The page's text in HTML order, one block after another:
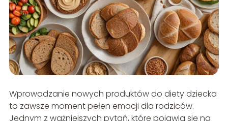
Wprowadzanie nowych produktów do diety dziecka
to zawsze moment pełen emocji dla rodziców.
Jednym z ważniejszych pytań, które pojawia się na